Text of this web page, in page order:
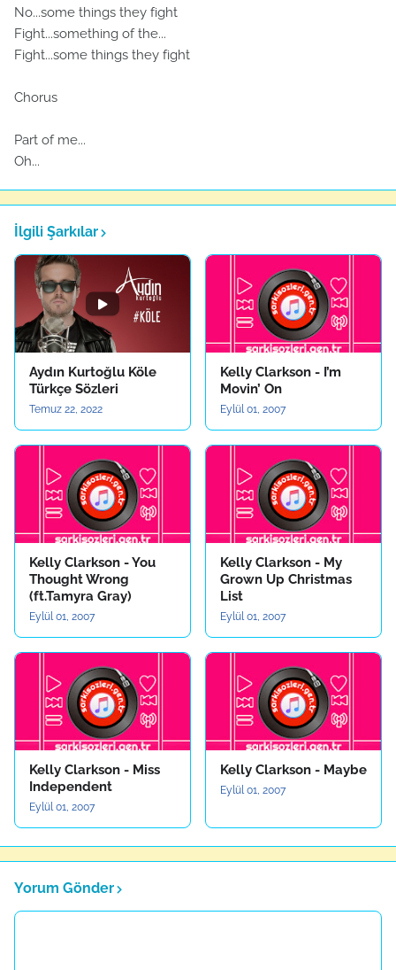
No...some things they fight
Fight...something of the...
Fight...some things they fight
Chorus
Part of me...
Oh...
İlgili Şarkılar
Aydın Kurtoğlu Köle
Türkçe Sözleri
Temuz 22, 2022
Kelly Clarkson - I’m
Movin’ On
Eylül 01, 2007
Kelly Clarkson - You
Thought Wrong
(ft.Tamyra Gray)
Eylül 01, 2007
Kelly Clarkson - My
Grown Up Christmas
List
Eylül 01, 2007
Kelly Clarkson - Miss
Independent
Eylül 01, 2007
Kelly Clarkson - Maybe
Eylül 01, 2007
Yorum Gönder